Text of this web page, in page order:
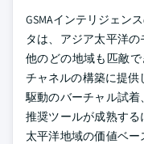
GSMAインテリジェン
タは、アジア太平洋の
他のどの地域も匹敵
チャネルの構築に提供
駆動のバーチャル試
推奨ツールが成熟す
太平洋地域の価値ベ